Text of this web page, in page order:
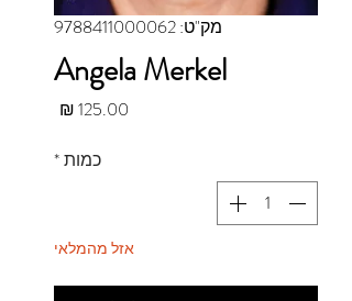
מק"ט: 9788411000062
Angela Merkel
כמות*
אזל מהמלאי